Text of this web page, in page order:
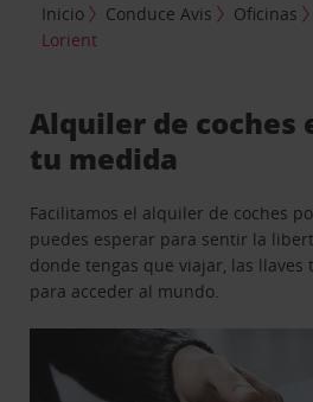
Inicio Conduce Avis Oficinas
Lorient
Alquiler de coches
tu medida
Facilitamos el alquiler de coches
puedes esperar para sentir la
donde tengas que viajar, las llaves
para acceder al mundo.